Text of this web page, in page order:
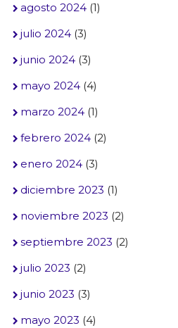
agosto 2024(1)
julio 2024(3)
junio 2024(3)
mayo 2024(4)
marzo 2024(1)
febrero 2024(2)
enero 2024(3)
diciembre 2023 (1)
noviembre 2023 (2)
septiembre 2023 (2)
julio 2023 (2)
junio 2023 (3)
mayo 2023 (4)